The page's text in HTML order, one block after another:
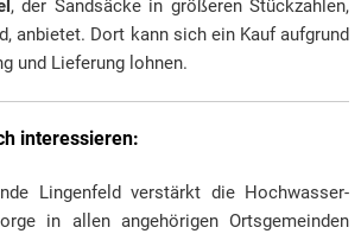
, der Sandsäcke in größeren Stückzahlen,
anbietet. Dort kann sich ein Kauf aufgrund
und Lieferung lohnen.
interessieren:
Lingenfeld verstärkt die Hochwasser-
in allen angehörigen Ortsgemeinden